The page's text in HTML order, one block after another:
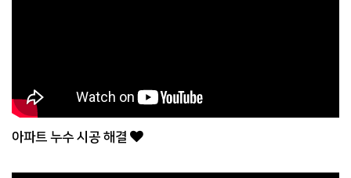
아파트 누수 시공 해결